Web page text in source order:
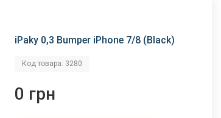
iPaky 0,3 Bumper iPhone 7/8 (Black)
Код товара: 3280
0 грн